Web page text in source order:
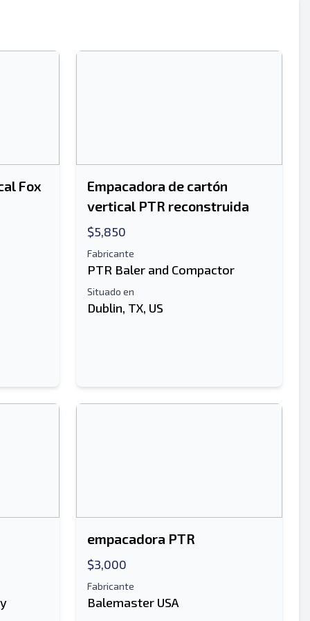
Fox
Empacadora de cartón
vertical PTR reconstruida
$5,850
Fabricante
PTR Baler and Compactor
Situado en
Dublin, TX, US
empacadora PTR
$3,000
Fabricante
Balemaster USA